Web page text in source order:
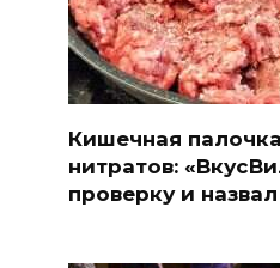
Кишечная
нитратов:
проверку и